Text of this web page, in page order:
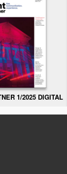
1/2025 DIGITAL